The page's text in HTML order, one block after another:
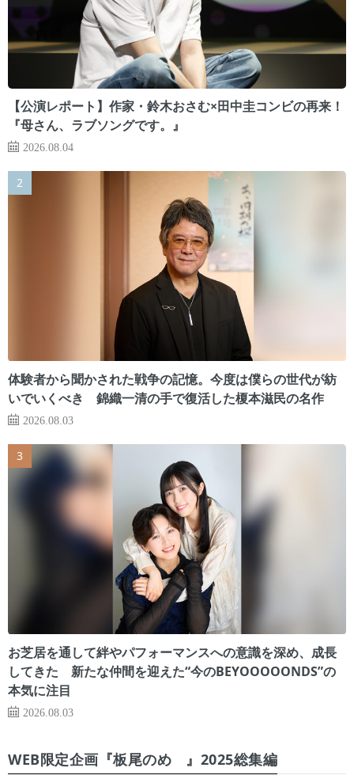
【公演レポート】作家・鈴木おさむ×田中圭コンビの再来！
『母さん、ラブソングです。』
2026.08.04
体験者から聞かされた戦争の記憶。今度は僕らの世代が紡
いでいくべき 錦織一清の手で復活した榎本滋民の名作
2026.08.03
お芝居を通して絆やパフォーマンスへの意識を深め、成長
してきた 新たな仲間を迎えた“今のBEYOOOOONDS”の
本気に注目
2026.08.03
WEB限定企画『板尾のめ゙』2025総集編